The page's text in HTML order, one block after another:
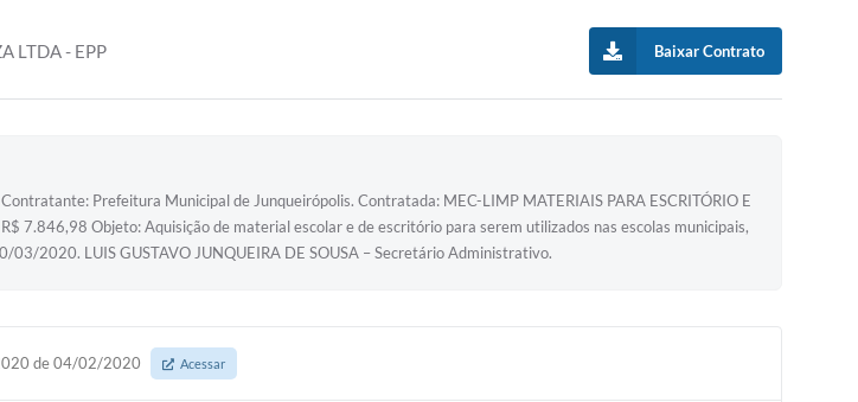
LTDA - EPP Baixar Contrato
Prefeitura Municipal de Junqueirópolis. Contratada: MEC-LIMP MATERIAIS PARA ESCRITÓRIO E
7.846,98 Objeto: Aquisição de material escolar e de escritório para serem utilizados nas escolas municipais,
2020. LUIS GUSTAVO JUNQUEIRA DE SOUSA – Secretário Administrativo.
de 04/02/2020 Acessar